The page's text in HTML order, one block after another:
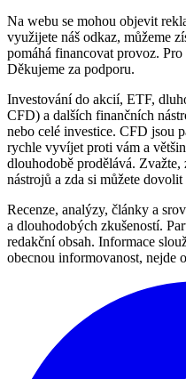
Na webu se mohou objevit
využijete náš odkaz, můžeme
pomáhá financovat provoz.
Děkujeme za podporu.
Investování do akcií, ETF,
CFD) a dalších finančních
nebo celé investice. CFD jsou
rychle vyvíjet proti vám a
dlouhodobě prodělává.
nástrojů a zda si můžete
Recenze, analýzy, články a
a dlouhodobých zkušeností.
redakční obsah. Informace
obecnou informovanost, nejde